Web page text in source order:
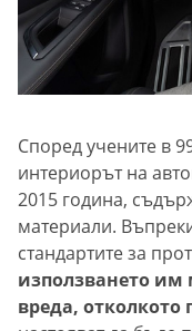
Според учените в
интериорът на
2015 година,
материали.
стандартите за
използването
вреда, отколкото